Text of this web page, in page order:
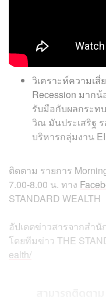
วิเคราะห์ความเสี่
Recession มาก
รับมือกับผลกระท
วิณ มันประเสริฐ
บริหารกลุ่มงาน
ติดตาม รายการ
7.00-8.00 น. ทาง
STANDARD WEALTH
อัปเดตข่าวสารจากสำ
โดยทีมข่าว THE
ealth/